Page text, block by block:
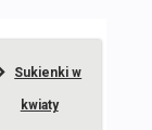
Sukienki w
kwiaty